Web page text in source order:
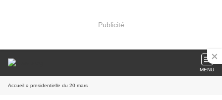
Publicité
MENU
Accueil » presidentielle du 20 mars